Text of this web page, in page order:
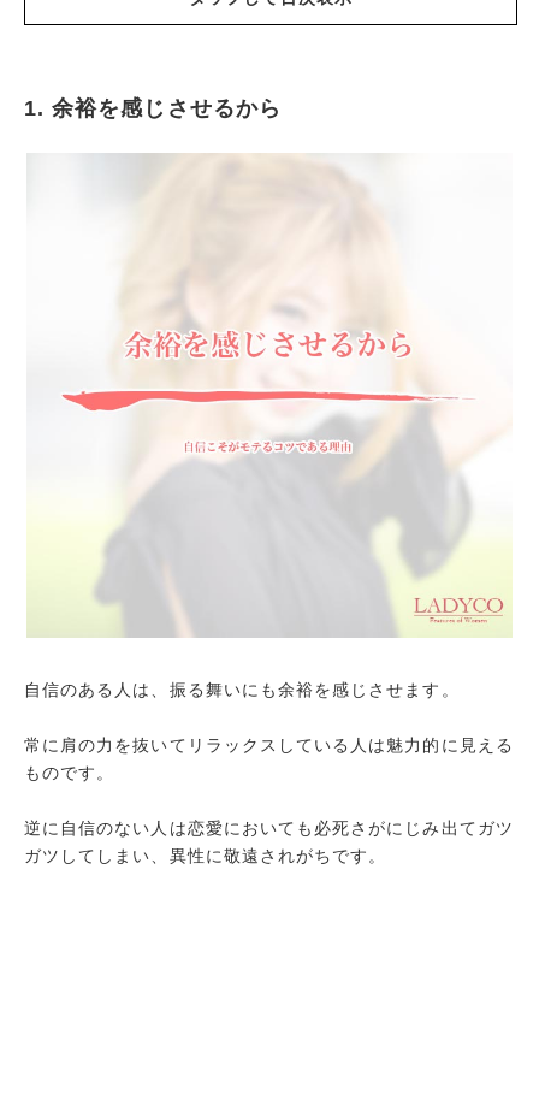
ポジティブで前向きな性格はモテる
目標を持っていて毎日頑張っているから
セルフイメージが高いから
責任感があるから
頼りになるから
好奇心が旺盛だから
聞き上手だから
良好な人間関係を築けているから
自分の非を素直に認めることができるから
感謝の気持ちを忘れないから
1. 余裕を感じさせるから
自信のある人は、振る舞いにも余裕を感じさせます。
常に肩の力を抜いてリラックスしている人は魅力的に見える
ものです。
逆に自信のない人は恋愛においても必死さがにじみ出てガツ
ガツしてしまい、異性に敬遠されがちです。